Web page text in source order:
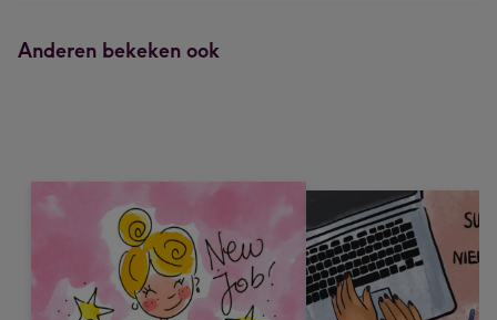
Anderen bekeken ook